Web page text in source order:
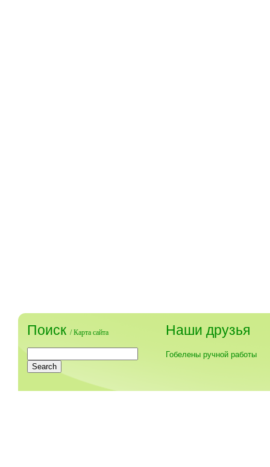
Поиск /Карта сайта Наши друзья
Гобелены ручной работы